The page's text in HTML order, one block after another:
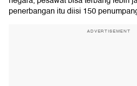
penerbangan itu diisi 150
ADVERTISEMENT